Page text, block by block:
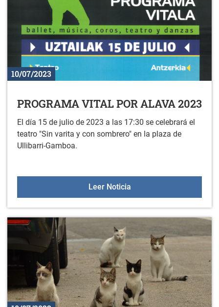
10/07/2023
PROGRAMA VITAL POR ALAVA 2023
El día 15 de julio de 2023 a las 17:30 se celebrará el
teatro "Sin varita y con sombrero" en la plaza de
Ullibarri-Gamboa.
Leer NoticiaPROGRAMA VITAL POR